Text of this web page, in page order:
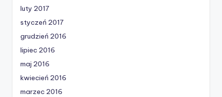
luty 2017
styczeń 2017
grudzień 2016
lipiec 2016
maj 2016
kwiecień 2016
marzec 2016